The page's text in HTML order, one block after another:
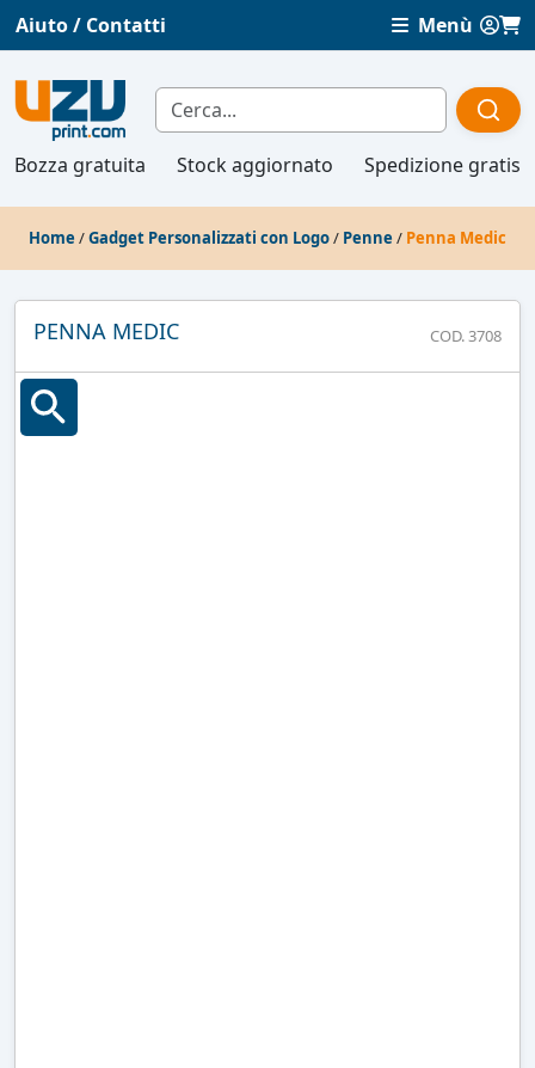
Aiuto / Contatti Menù
Bozza gratuita Stock aggiornato Spedizione gratis
Home /Gadget Personalizzati con Logo/ Penne / Penna Medic
PENNA MEDIC COD. 3708